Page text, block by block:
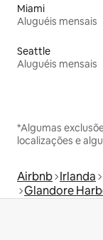
Miami
Aluguéis mensais
Seattle
Aluguéis mensais
*Algumas
localizações e
Airbnb Irlanda
Glandore